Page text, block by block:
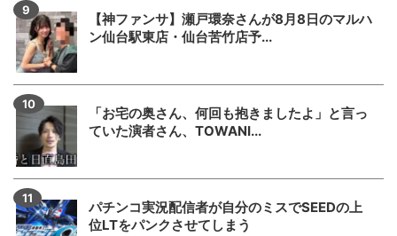
【神ファンサ】瀬戸環奈さんが8月8日のマルハ
ン仙台駅東店・仙台苦竹店予...
「お宅の奥さん、何回も抱きましたよ」と言っ
ていた演者さん、TOWANI...
パチンコ実況配信者が自分のミスでSEEDの上
位LTをパンクさせてしまう